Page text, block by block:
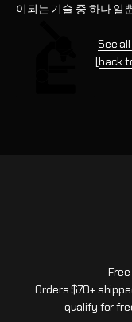
이되는 기술 중 하나 일
See
[back
Orders $70+
qualify for